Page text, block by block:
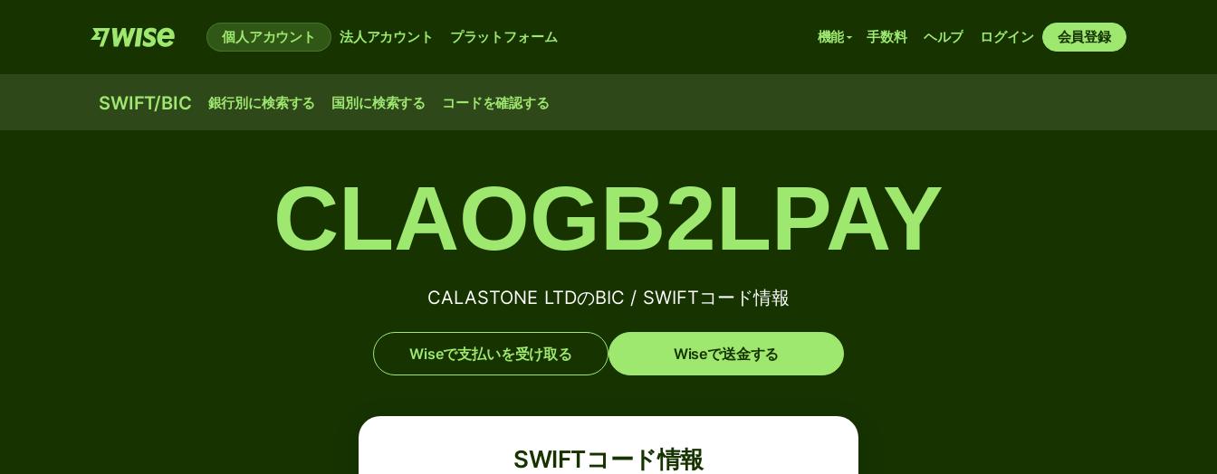
個人アカウント 法人アカウント プラットフォーム 機能 手数料 ヘルプ ログイン 会員登録
SWIFT/BIC 銀行別に検索する 国別に検索する コードを確認する
CLAOGB2LPAY
CALASTONE LTDのBIC / SWIFTコード情報
Wiseで支払いを受け取る Wiseで送金する
SWIFTコード情報